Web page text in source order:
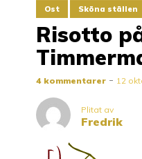
Ost Sköna ställen
Risotto
4 kommentarer 12
Plitat av
Fredrik